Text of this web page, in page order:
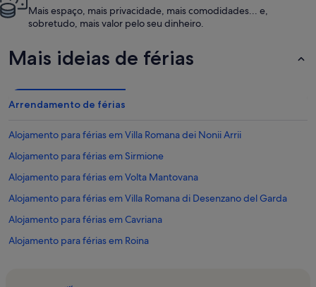
Mais espaço, mais privacidade, mais comodidades... e,
sobretudo, mais valor pelo seu dinheiro.
Mais ideias de férias
Arrendamento de férias
Alojamento para férias em Villa Romana dei Nonii Arrii
Alojamento para férias em Sirmione
Alojamento para férias em Volta Mantovana
Alojamento para férias em Villa Romana di Desenzano del Garda
Alojamento para férias em Cavriana
Alojamento para férias em Roina
Alojamento para férias em Desenzano del Garda